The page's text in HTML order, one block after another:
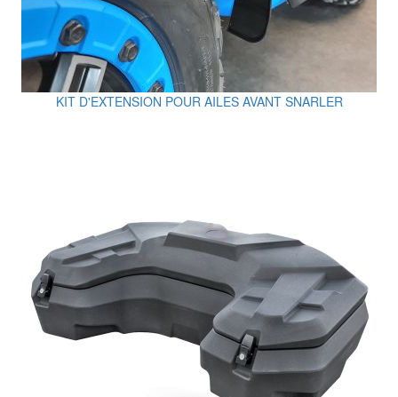
KIT D'EXTENSION POUR AILES AVANT SNARLER